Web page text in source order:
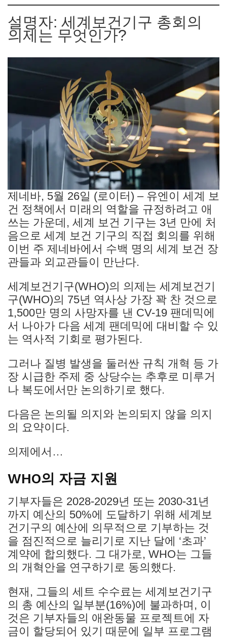
설명자: 세계보건기구 총회의
의제는 무엇인가?
제네바, 5월 26일 (로이터) – 유엔이 세계 보
건 정책에서 미래의 역할을 규정하려고 애
쓰는 가운데, 세계 보건 기구는 3년 만에 처
음으로 세계 보건 기구의 직접 회의를 위해
이번 주 제네바에서 수백 명의 세계 보건 장
관들과 외교관들이 만난다.
세계보건기구(WHO)의 의제는 세계보건기
구(WHO)의 75년 역사상 가장 꽉 찬 것으로
1,500만 명의 사망자를 낸 CV-19 팬데믹에
서 나아가 다음 세계 팬데믹에 대비할 수 있
는 역사적 기회로 평가된다.
그러나 질병 발생을 둘러싼 규칙 개혁 등 가
장 시급한 주제 중 상당수는 추후로 미루거
나 복도에서만 논의하기로 했다.
다음은 논의될 의지와 논의되지 않을 의지
의 요약이다.
의제에서…
WHO의 자금 지원
기부자들은 2028-2029년 또는 2030-31년
까지 예산의 50%에 도달하기 위해 세계보
건기구의 예산에 의무적으로 기부하는 것
을 점진적으로 늘리기로 지난 달에 ‘초과’
계약에 합의했다. 그 대가로, WHO는 그들
의 개혁안을 연구하기로 동의했다.
현재, 그들의 세트 수수료는 세계보건기구
의 총 예산의 일부분(16%)에 불과하며, 이
것은 기부자들의 애완동물 프로젝트에 자
금이 할당되어 있기 때문에 일부 프로그램